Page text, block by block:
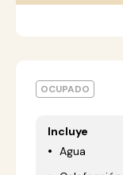
OCUPADO
Incluye
Agua